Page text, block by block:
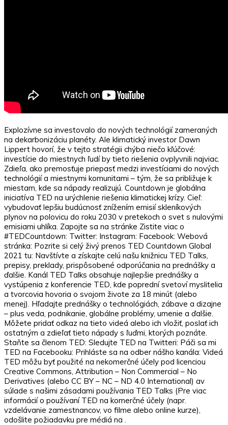
Explozívne sa investovalo do nových technológií zameraných
na dekarbonizáciu planéty. Ale klimatický investor Dawn
Lippert hovorí, že v tejto stratégii chýba niečo kľúčové:
investície do miestnych ľudí by tieto riešenia ovplyvnili najviac.
Zdieľa, ako premosťuje priepasť medzi investíciami do nových
technológií a miestnymi komunitami – tým, že sa približuje k
miestam, kde sa nápady realizujú. Countdown je globálna
iniciatíva TED na urýchlenie riešenia klimatickej krízy. Cieľ:
vybudovať lepšiu budúcnosť znížením emisií skleníkových
plynov na polovicu do roku 2030 v pretekoch o svet s nulovými
emisiami uhlíka. Zapojte sa na stránke Zistite viac o
#TEDCountdown: Twitter: Instagram: Facebook: Webová
stránka: Pozrite si celý živý prenos TED Countdown Global
2021 tu: Navštívte a získajte celú našu knižnicu TED Talks,
prepisy, preklady, prispôsobené odporúčania na prednášky a
ďalšie. Kanál TED Talks obsahuje najlepšie prednášky a
vystúpenia z konferencie TED, kde poprední svetoví myslitelia
a tvorcovia hovoria o svojom živote za 18 minút (alebo
menej). Hľadajte prednášky o technológiách, zábave a dizajne
– plus veda, podnikanie, globálne problémy, umenie a ďalšie.
Môžete pridať odkaz na tieto videá alebo ich vložiť, poslať ich
ostatným a zdieľať tieto nápady s ľuďmi, ktorých poznáte.
Staňte sa členom TED: Sledujte TED na Twitteri: Páči sa mi
TED na Facebooku: Prihláste sa na odber nášho kanála: Videá
TED môžu byť použité na nekomerčné účely pod licenciou
Creative Commons, Attribution – Non Commercial – No
Derivatives (alebo CC BY – NC – ND 4.0 International) av
súlade s našimi zásadami používania TED Talks (Pre viac
informácií o používaní TED na komerčné účely (napr.
vzdelávanie zamestnancov, vo filme alebo online kurze),
odošlite požiadavku pre médiá na .